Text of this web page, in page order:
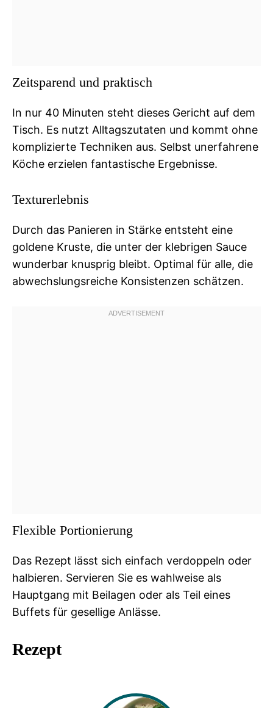
Zeitsparend und praktisch
In nur 40 Minuten steht dieses Gericht auf dem
Tisch. Es nutzt Alltagszutaten und kommt ohne
komplizierte Techniken aus. Selbst unerfahrene
Köche erzielen fantastische Ergebnisse.
Texturerlebnis
Durch das Panieren in Stärke entsteht eine
goldene Kruste, die unter der klebrigen Sauce
wunderbar knusprig bleibt. Optimal für alle, die
abwechslungsreiche Konsistenzen schätzen.
Flexible Portionierung
Das Rezept lässt sich einfach verdoppeln oder
halbieren. Servieren Sie es wahlweise als
Hauptgang mit Beilagen oder als Teil eines
Buffets für gesellige Anlässe.
Rezept